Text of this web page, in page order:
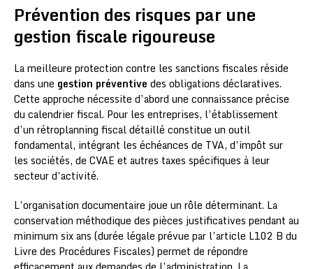
Prévention des risques par une
gestion fiscale rigoureuse
La meilleure protection contre les sanctions fiscales réside
dans une gestion préventive des obligations déclaratives.
Cette approche nécessite d’abord une connaissance précise
du calendrier fiscal. Pour les entreprises, l’établissement
d’un rétroplanning fiscal détaillé constitue un outil
fondamental, intégrant les échéances de TVA, d’impôt sur
les sociétés, de CVAE et autres taxes spécifiques à leur
secteur d’activité.
L’organisation documentaire joue un rôle déterminant. La
conservation méthodique des pièces justificatives pendant au
minimum six ans (durée légale prévue par l’article L102 B du
Livre des Procédures Fiscales) permet de répondre